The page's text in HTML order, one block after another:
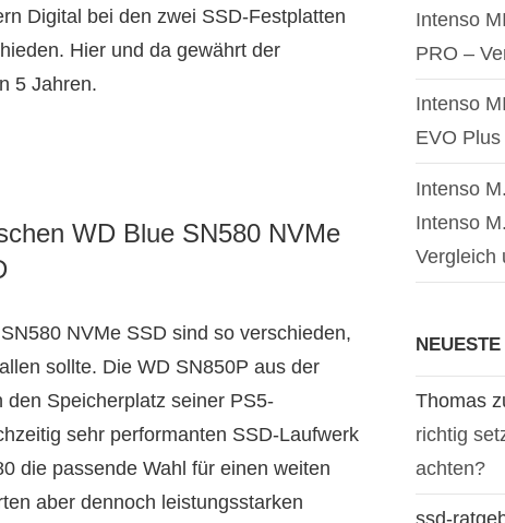
Digital bei den zwei SSD-Festplatten
Hier und da gewährt der
5 Jahren.
WD Blue SN580 NVMe
NVMe SSD sind so verschieden,
sollte. Die WD SN850P aus der
Speicherplatz seiner PS5-
sehr performanten SSD-Laufwerk
die passende Wahl für einen weiten
aber dennoch leistungsstarken
Intenso
PRO –
Intenso
EVO
Intenso
Intenso
Vergleich
Thomas
richtig
achten?